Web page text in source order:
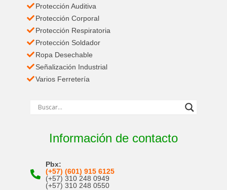
Protección Auditiva
Protección Corporal
Protección Respiratoria
Protección Soldador
Ropa Desechable
Señalización Industrial
Varios Ferretería
Información de contacto
Pbx:
(+57) (601) 915 6125
(+57) 310 248 0949
(+57) 310 248 0550